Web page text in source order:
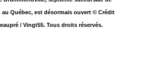
Drummondville, septième succursale de
au Québec, est désormais ouvert © Crédit
/ Vingt55. Tous droits réservés.